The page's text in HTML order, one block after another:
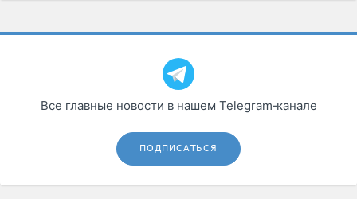
Все главные новости в нашем Telegram‑канале
ПОДПИСАТЬСЯ